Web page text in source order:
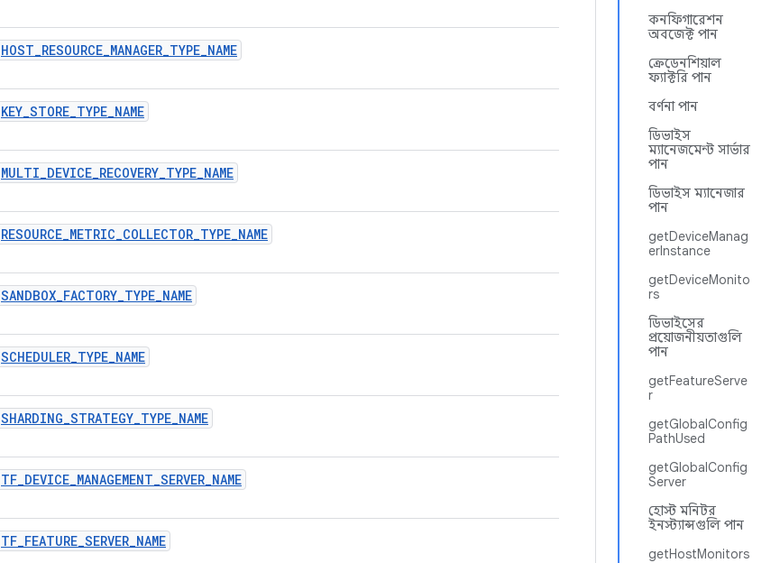
কনফিগারেশন
অবজেক্ট পান
ক্রেডেনশিয়াল
ফ্যাক্টরি পান
বর্ণনা পান
ডিভাইস
ম্যানেজমেন্ট সার্ভার
পান
ডিভাইস ম্যানেজার
পান
getDeviceManag
erInstance
getDeviceMonito
rs
ডিভাইসের
প্রয়োজনীয়তাগুলি
পান
getFeatureServe
r
getGlobalConfig
PathUsed
getGlobalConfig
Server
হোস্ট মনিটর
ইনস্ট্যান্সগুলি পান
getHostMonitors
HOST_RESOURCE_MANAGER_TYPE_NAME
KEY_STORE_TYPE_NAME
MULTI_DEVICE_RECOVERY_TYPE_NAME
RESOURCE_METRIC_COLLECTOR_TYPE_NAME
SANDBOX_FACTORY_TYPE_NAME
SCHEDULER_TYPE_NAME
SHARDING_STRATEGY_TYPE_NAME
TF_DEVICE_MANAGEMENT_SERVER_NAME
TF_FEATURE_SERVER_NAME